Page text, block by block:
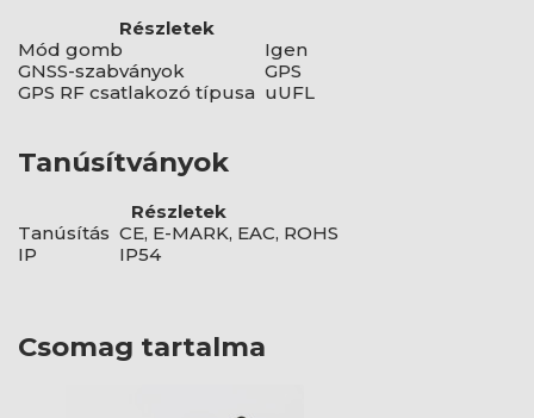
Részletek
Mód gomb
Igen
GNSS-szabványok
GPS
GPS RF csatlakozó típusa uUFL
Tanúsítványok
Részletek
Tanúsítás CE, E-MARK, EAC, ROHS
IP
IP54
Csomag tartalma